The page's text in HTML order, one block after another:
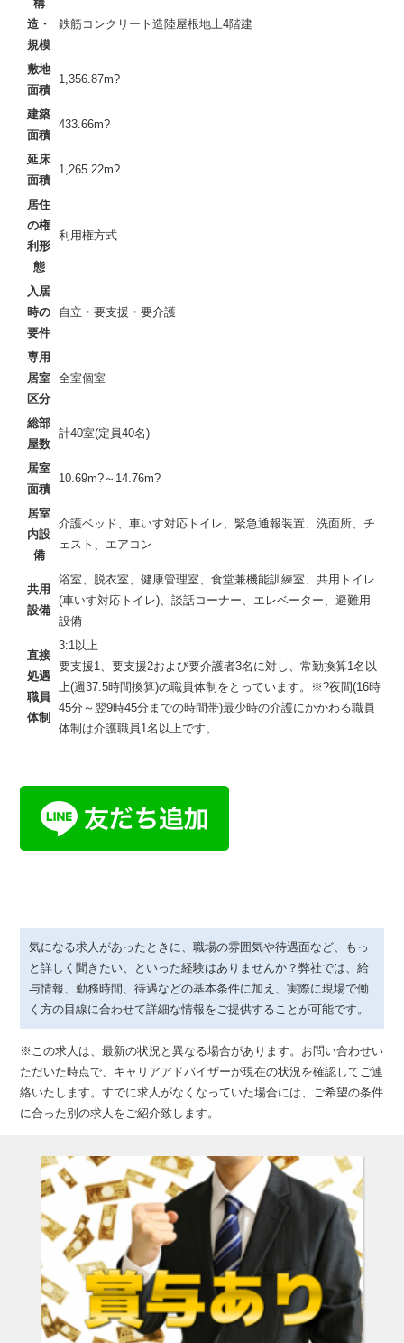
構
造・
規模
鉄筋コンクリート造陸屋根地上4階建
敷地
面積
1,356.87m?
建築
面積
433.66m?
延床
面積
1,265.22m?
居住
の権
利形
態
利用権方式
入居
時の
要件
自立・要支援・要介護
専用
居室
区分
全室個室
総部
屋数
計40室(定員40名)
居室
面積
10.69m?～14.76m?
居室
内設
備
介護ベッド、車いす対応トイレ、緊急通報装置、洗面所、チ
ェスト、エアコン
共用
設備
浴室、脱衣室、健康管理室、食堂兼機能訓練室、共用トイレ
(車いす対応トイレ)、談話コーナー、エレベーター、避難用
設備
直接
処遇
職員
体制
3:1以上
要支援1、要支援2および要介護者3名に対し、常勤換算1名以
上(週37.5時間換算)の職員体制をとっています。※?夜間(16時
45分～翌9時45分までの時間帯)最少時の介護にかかわる職員
体制は介護職員1名以上です。
気になる求人があったときに、職場の雰囲気や待遇面など、もっ
と詳しく聞きたい、といった経験はありませんか？弊社では、給
与情報、勤務時間、待遇などの基本条件に加え、実際に現場で働
く方の目線に合わせて詳細な情報をご提供することが可能です。
※この求人は、最新の状況と異なる場合があります。お問い合わせい
ただいた時点で、キャリアアドバイザーが現在の状況を確認してご連
絡いたします。すでに求人がなくなっていた場合には、ご希望の条件
に合った別の求人をご紹介致します。